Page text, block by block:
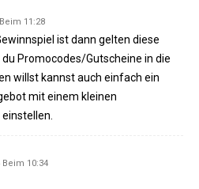
11:28
ist dann gelten diese
du Promocodes/Gutscheine in die
willst kannst auch einfach ein
mit einem kleinen
Beim 10:34